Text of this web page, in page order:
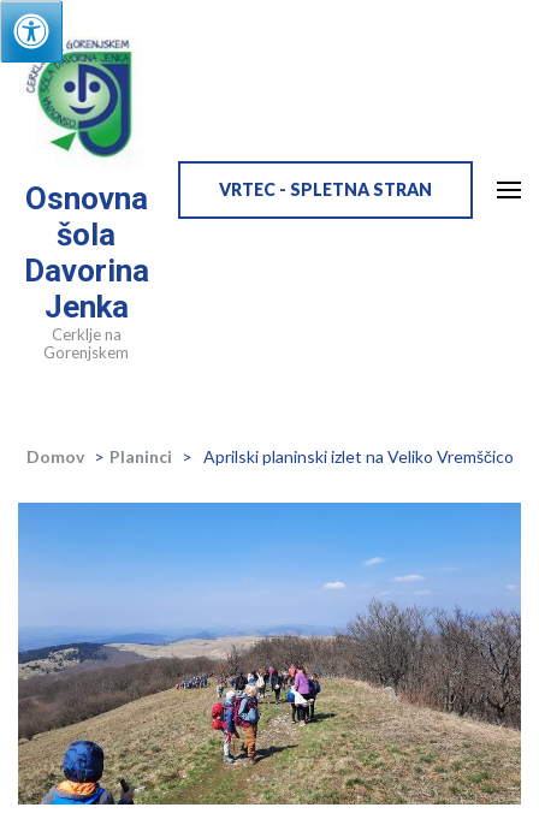
Skip
to
content
(Press
Enter)
Osnovna
šola
Davorina
Jenka
Cerklje na
Gorenjskem
VRTEC - SPLETNA STRAN
Domov > Planinci > Aprilski planinski izlet na Veliko Vremščico